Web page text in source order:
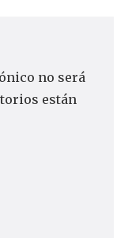
no será
están